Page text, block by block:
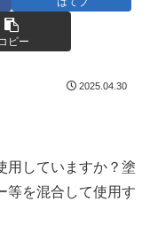
コピー
2025.04.30
用していますか？塗
等を混合して使用す